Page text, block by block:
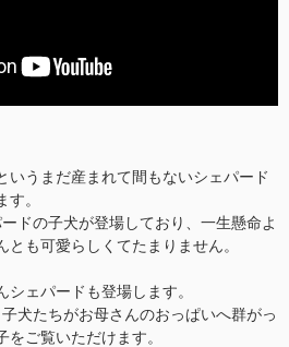
いうまだ産まれて間もないシェパード
。
ドの子犬が登場しており、一生懸命よ
も可愛らしくてたまりません。
シェパードも登場します。
犬たちがお母さんのおっぱいへ群がっ
ご覧いただけます。